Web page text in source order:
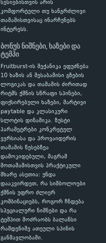
სესიებისთვის არის
კომფორტული თუ ხანგრძლივი
თამაშისთვისაც ინარჩუნებს
ინტერესს.
ბონუს ნიშნები, ხაზები და
ტემპი
Fruitburst-ის მექანიკა ეფუძნება
10 ხაზის ან შესაბამისი გზების
ლოგიკას და თამაშის ძირითად
რიტმს ქმნის სწრაფი სპინები,
ფიქსირებული ხაზები, მარტივი
paytable და კლასიკური
სლოტის დინამიკა. ზუსტი
პარამეტრები კონკრეტულ
ვერსიასა და პროვაიდერის
თამაშის წესებზეა
დამოკიდებული, მაგრამ
მოთამაშისთვის პრაქტიკული
მხარე ასეთია: უნდა
დააკვირდეთ, რა სიმბოლოები
ქმნის უფრო ძლიერ
კომბინაციებს, როგორ ჩნდება
სპეციალური ნიშნები და რა
ტემპით მოძრაობს ბალანსი
რამდენიმე ათეული სპინის
განმავლობაში.